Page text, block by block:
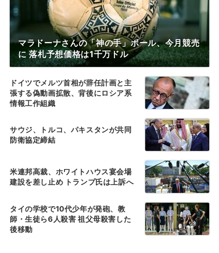
マラドーナさんの「神の手」ボール、今月競売
に 落札予想価格は1千万ドル
ドイツでメルツ首相が辞任計画と主
張する偽動画拡散、背後にロシア系
情報工作組織
サウジ、トルコ、パキスタンが共同
防衛協定締結
米連邦高裁、ホワイトハウス宴会場
建設を差し止め トランプ氏は上訴へ
タイの学校で10代少年が発砲、教
師・生徒ら6人殺害 祖父母殺害した
後移動